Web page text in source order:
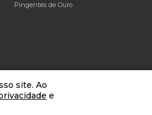
site. Ao
e
Pingentes de Ouro
à análise e confirmação de dados do